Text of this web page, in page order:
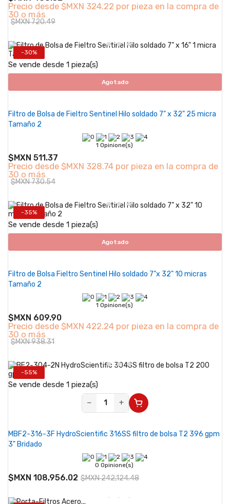
Precio desde $MXN 324.22 por pieza en la compra de
30 o más
$MXN 720.49
-30%
Se vende desde 1 pieza(s)
Agotado
Filtro de Bolsa de Fieltro Sentinel Hilo soldado 7" x 32" 25 micra
Tamaño 2
1 Opinione(s)
$MXN 511.37
Precio desde $MXN 328.74 por pieza en la compra de
30 o más
$MXN 730.54
-35%
Se vende desde 1 pieza(s)
Agotado
Filtro de Bolsa Fieltro Sentinel Hilo soldado 7"x 32" 10 micras
Tamaño 2
1 Opinione(s)
$MXN 609.90
Precio desde $MXN 422.24 por pieza en la compra de
30 o más
$MXN 938.31
-55%
Se vende desde 1 pieza(s)
−
+
MBF2-316-3F HydroScientific 316SS filtro de bolsa T2 396 gpm
3" Bridado
0 Opinione(s)
$MXN 108,956.02 $MXN 242,124.48